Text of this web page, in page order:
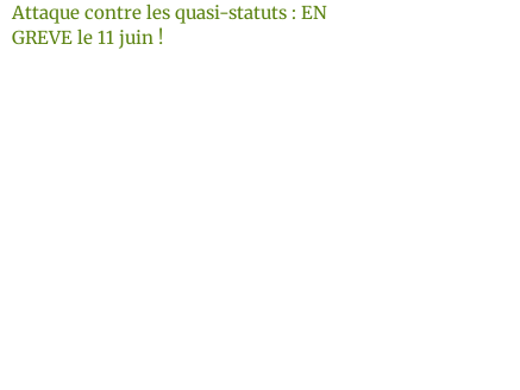
Attaque contre les quasi-statuts : EN
GREVE le 11 juin !